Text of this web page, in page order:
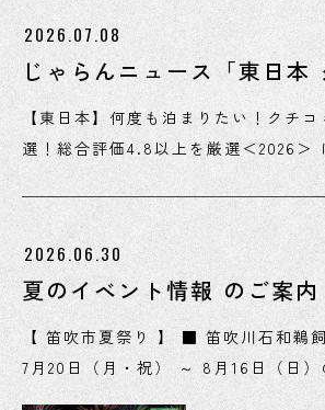
す。 ※ テナントのためホテルではご
せをお受けできません。 皆さまのご来館をスタッフ一同
心よりお待ちしております。
2026.07.08
じゃらんニュース「東日本
評の宿 特集」
【東日本】何度も泊まりたい！クチ
選！総合評価4.8以上を厳選＜2026＞
ました。 ▼じゃらんニュース
https://www.jalan.net/news/
2026.06.30
夏のイベント情報 のご案内
【 笛吹市夏祭り 】 ■ 笛吹川石和鵜飼 開催日 令和8年
7月20日（月・祝） ～ 8月16日（日）
土・日曜日と7/20 開催時間 20:00